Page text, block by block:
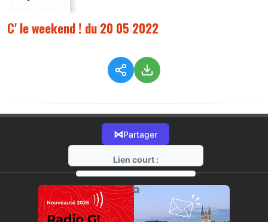
C' le weekend ! du 20 05 2022
⋈Partager
Lien court :
https://radio-g.fr?8420
⧉